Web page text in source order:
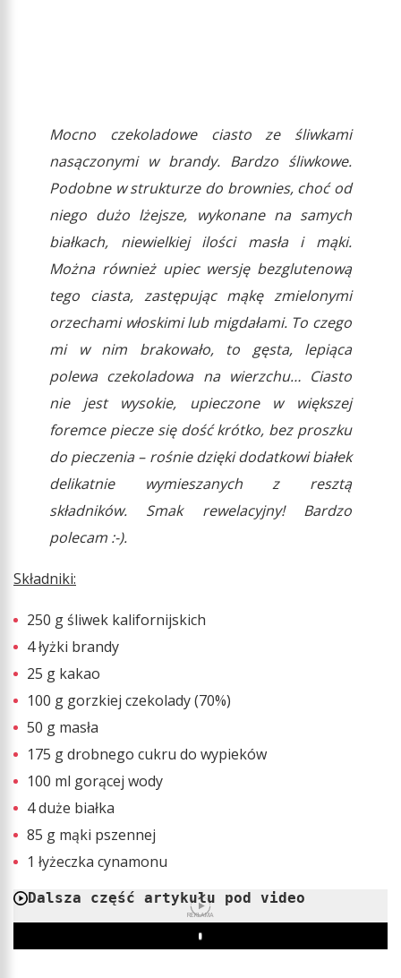
Mocno czekoladowe ciasto ze śliwkami
nasączonymi w brandy. Bardzo śliwkowe.
Podobne w strukturze do brownies, choć od
niego dużo lżejsze, wykonane na samych
białkach, niewielkiej ilości masła i mąki.
Można również upiec wersję bezglutenową
tego ciasta, zastępując mąkę zmielonymi
orzechami włoskimi lub migdałami. To czego
mi w nim brakowało, to gęsta, lepiąca
polewa czekoladowa na wierzchu… Ciasto
nie jest wysokie, upieczone w większej
foremce piecze się dość krótko, bez proszku
do pieczenia – rośnie dzięki dodatkowi białek
delikatnie wymieszanych z resztą
składników. Smak rewelacyjny! Bardzo
polecam :-).
Składniki:
250 g śliwek kalifornijskich
4 łyżki brandy
25 g kakao
100 g gorzkiej czekolady (70%)
50 g masła
175 g drobnego cukru do wypieków
100 ml gorącej wody
4 duże białka
85 g mąki pszennej
1 łyżeczka cynamonu
Dalsza część artykułu pod video
REKLAMA
Play